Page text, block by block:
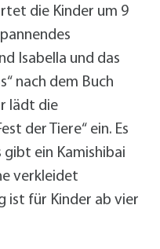
die Kinder um 9
Isabella und das
nach dem Buch
lädt die
der Tiere“ ein. Es
ein Kamishibai
verkleidet
ist für Kinder ab vier